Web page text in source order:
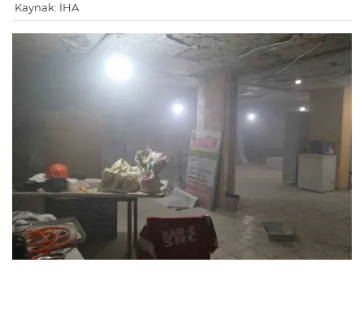
Kaynak: İHA